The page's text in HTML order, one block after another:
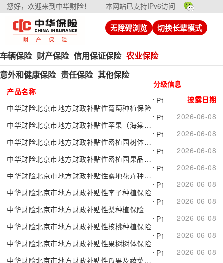
您好，欢迎来到中华财险！ 本网站已支持IPv6访问
无障碍浏览 切换长辈模式
车辆保险 财产保险 信用保证保险 农业保险
意外和健康保险 责任保险 其他保险
产品名称
分级信息
披露日期
中华财险北京市地方财政补贴性葡萄种植保险
P1
2026-06-08
中华财险北京市地方财政补贴性苹果（海棠）种植保险
P1
2026-06-08
中华财险北京市地方财政补贴性密植园树体保险
P1
2026-06-08
中华财险北京市地方财政补贴性密植园果品种植保险
P1
2026-06-08
中华财险北京市地方财政补贴性露地花卉种植保险
P1
2026-06-08
中华财险北京市地方财政补贴性李子种植保险
P1
2026-06-08
中华财险北京市地方财政补贴性梨种植保险
P1
2026-06-08
中华财险北京市地方财政补贴性核桃种植保险
P1
2026-06-08
中华财险北京市地方财政补贴性果树树体保险
P1
2026-06-08
中华财险北京市地方财政补贴性瓜果及蔬菜育苗保险
P1